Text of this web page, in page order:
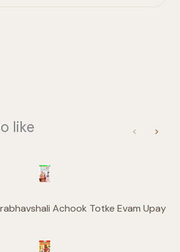
like
PreviousNext
Achook Totke Evam Upay